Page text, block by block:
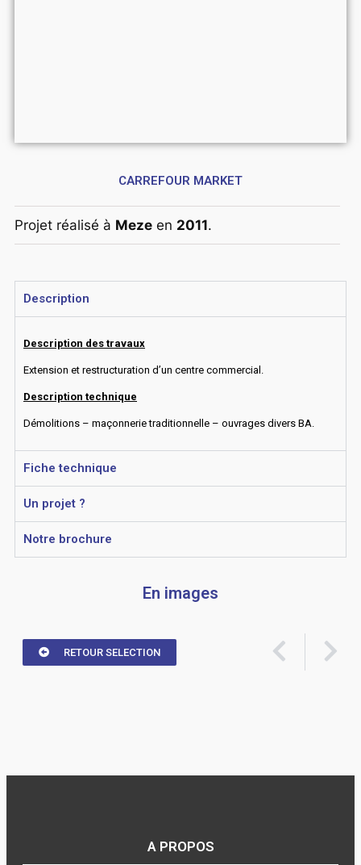
CARREFOUR MARKET
Projet réalisé à Meze en 2011.
Description
Description des travaux
Extension et restructuration d’un centre commercial.
Description technique
Démolitions – maçonnerie traditionnelle – ouvrages divers BA.
Fiche technique
Un projet ?
Notre brochure
En images
RETOUR SELECTION
A PROPOS